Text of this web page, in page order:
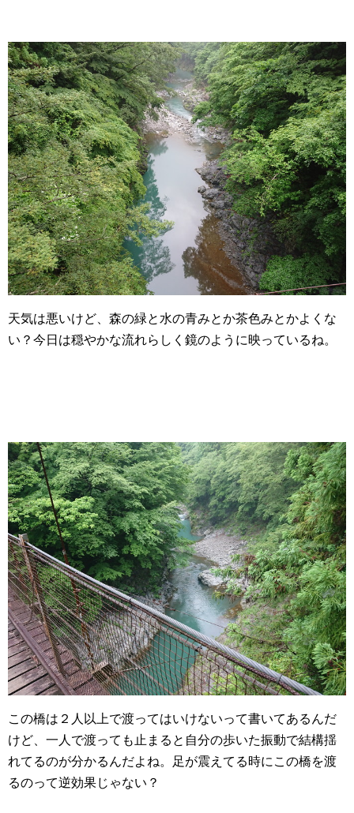
天気は悪いけど、森の緑と水の青みとか茶色みとかよくな
い？今日は穏やかな流れらしく鏡のように映っているね。
この橋は２人以上で渡ってはいけないって書いてあるんだ
けど、一人で渡っても止まると自分の歩いた振動で結構揺
れてるのが分かるんだよね。足が震えてる時にこの橋を渡
るのって逆効果じゃない？